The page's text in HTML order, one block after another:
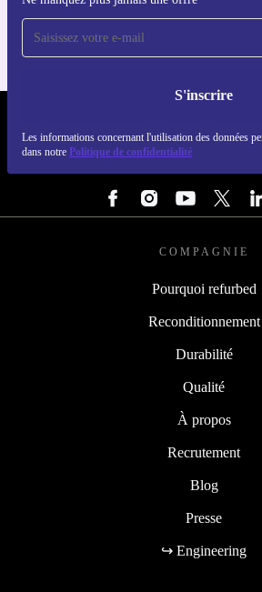
S'inscrire
Les informations concernant l'utilisation des données
dans notre Politique de confidentialité
COMPAGNIE
Pourquoi refurbed
Reconditionnement
Durabilité
Qualité
À propos
Recrutement
Blog
Presse
↪ Engineering